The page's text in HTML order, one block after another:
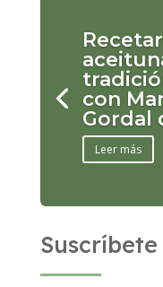
con
Gordal
Leer más